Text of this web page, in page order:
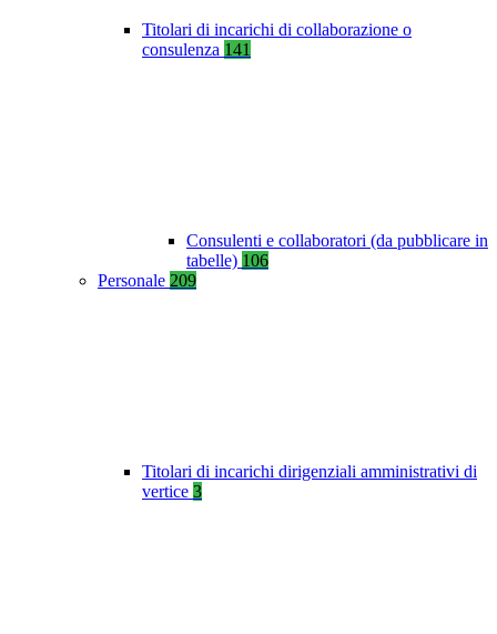
Titolari di incarichi di collaborazione o
consulenza 141
Consulenti e collaboratori (da pubblicare in
tabelle) 106
Personale 209
Titolari di incarichi dirigenziali amministrativi di
vertice 3